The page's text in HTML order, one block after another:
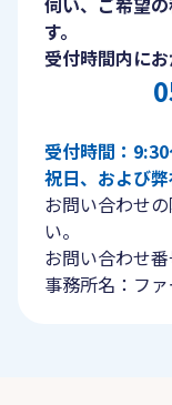
す。
受付時間内にお
受付時間：
祝日、および弊
お問い合わせ
い。
お問い合わせ
事務所名：フ